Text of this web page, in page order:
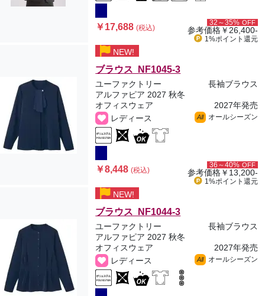
￥17,688(税込)
32～35% OFF
参考価格￥26,400-
1%ポイント 還元
NEW!
ブラウス NF1045-3
ユーファクトリー
長袖ブラウス
アルファピア 2027 秋冬
オフィスウェア
2027年発売
レディース
All オールシーズン
￥8,448(税込)
36～40% OFF
参考価格￥13,200-
1%ポイント 還元
NEW!
ブラウス NF1044-3
ユーファクトリー
長袖ブラウス
アルファピア 2027 秋冬
オフィスウェア
2027年発売
レディース
All オールシーズン